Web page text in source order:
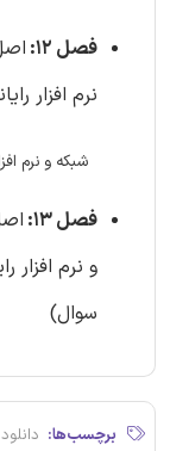
فصل 12:
نرم افزار رایانه مرداد
شبکه و نرم
فصل 13:
سوال)
برچسب‌ها: